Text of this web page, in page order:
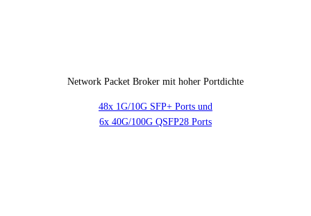
Network Packet Broker mit hoher Portdichte
48x 1G/10G SFP+ Ports und
6x 40G/100G QSFP28 Ports